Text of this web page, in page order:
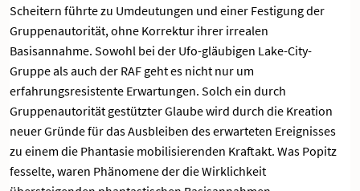
Scheitern führte zu Umdeutungen und einer Festigung der
Gruppenautorität, ohne Korrektur ihrer irrealen
Basisannahme. Sowohl bei der Ufo-gläubigen Lake-City-
Gruppe als auch der RAF geht es nicht nur um
erfahrungsresistente Erwartungen. Solch ein durch
Gruppenautorität gestützter Glaube wird durch die Kreation
neuer Gründe für das Ausbleiben des erwarteten Ereignisses
zu einem die Phantasie mobilisierenden Kraftakt. Was Popitz
fesselte, waren Phänomene der die Wirklichkeit